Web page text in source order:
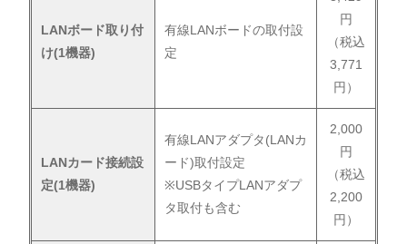
LANボード取り付
け(1機器)
有線LANボードの取付設
定
円
（税込
3,771
円）
LANカード接続設
定(1機器)
有線LANアダプタ(LANカ
ード)取付設定
※USBタイプLANアダプ
タ取付も含む
2,000
円
（税込
2,200
円）